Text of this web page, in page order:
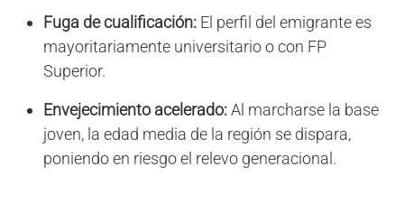
Fuga de cualificación: El perfil del emigrante es
mayoritariamente universitario o con FP
Superior.
Envejecimiento acelerado:Al marcharse la base
joven, la edad media de la región se dispara,
poniendo en riesgo el relevo generacional.